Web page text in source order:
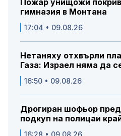
гимназия в Монтана
17:04 • 09.08.26
Нетаняху отхвърли
Газа: Израел няма да
16:50 • 09.08.26
Дрогиран шофьор
подкуп на полицаи
16:28 • 09.08.26